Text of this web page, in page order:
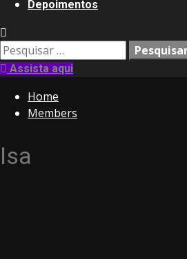
Depoimentos
Pesquisar
por:Assista aqui
Home
Members
Isa